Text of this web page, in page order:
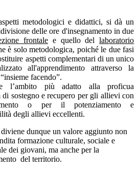
metodologici e didattici, si dà un
delle ore d'insegnamento in due
frontale e quello dellaboratorio
è solo metodologica, poiché le due fasi
aspetti complementari di un unico
all'apprendimento attraverso la
facendo”.
l’ambito più adatto alla proficua
sostegno e recupero per gli allievi con
o per il potenziamento e
degli allievi eccellenti.
dunque un valore aggiunto non
formazione culturale, sociale e
dei giovani, ma anche per la
del territorio.